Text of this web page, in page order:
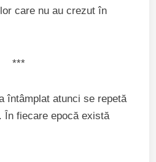
care nu au crezut în
***
întâmplat atunci se repetă
fiecare epocă există